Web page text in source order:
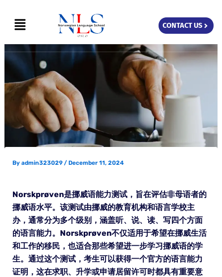
content
Menu CONTACT US
By admin323029 / December 11, 2024
Norskprøven是挪威语能力测试，旨在评估非母语者的
挪威语水平。该测试由挪威的教育机构和语言学校主
办，通常分为多个级别，涵盖听、说、读、写四个方面
的语言能力。Norskprøven不仅适用于希望在挪威生活
和工作的移民，也适合那些希望进一步学习挪威语的学
生。通过这个测试，考生可以获得一个官方的语言能力
证明，这在求职、升学或申请居留许可时都具有重要意